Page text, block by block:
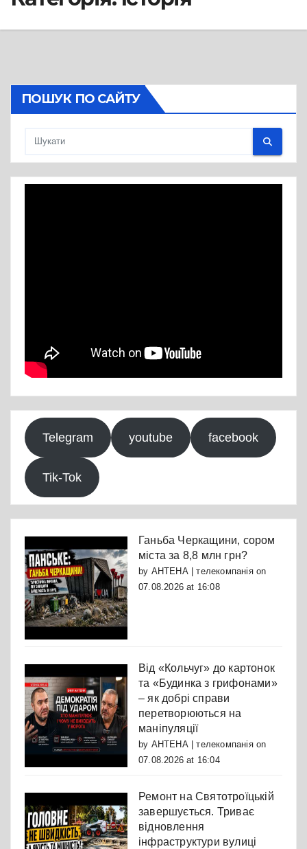
ПОШУК ПО САЙТУ
Telegram youtube facebook
Tik-Tok
Ганьба Черкащини, сором
міста за 8,8 млн грн?
by АНТЕНА | телекомпаніяon
07.08.2026 at 16:08
Від «Кольчуг» до картонок
та «Будинка з грифонами»
– як добрі справи
перетворюються на
маніпуляції
by АНТЕНА | телекомпаніяon
07.08.2026 at 16:04
Ремонт на Святотроїцькій
завершується. Триває
відновлення
інфраструктури вулиці